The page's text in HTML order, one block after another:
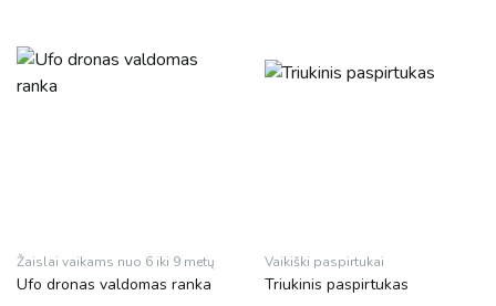
Žaislai vaikams nuo 6 iki 9 metų
Ufo dronas valdomas ranka
Vaikiški paspirtukai
Triukinis paspirtukas